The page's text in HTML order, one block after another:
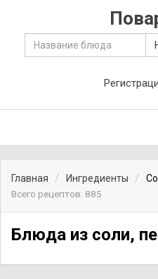
Главная Ингредиенты
Всего рецептов: 885
Блюда из соли,